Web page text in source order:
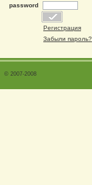
password
Регистрация
Забыли пароль?
© 2007-2008